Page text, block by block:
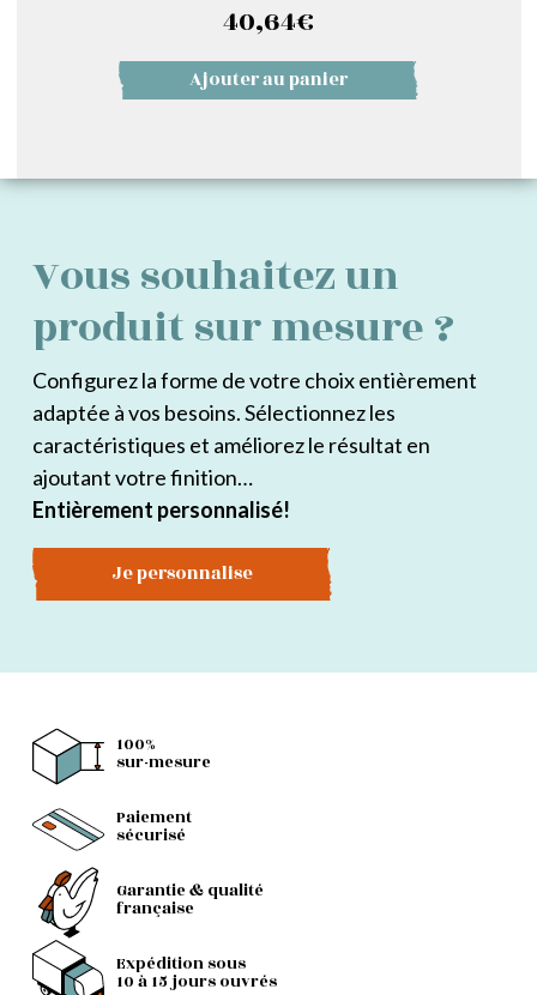
40,64€
Ajouter au panier
Vous souhaitez un
produit sur mesure ?
Configurez la forme de votre choix entièrement
adaptée à vos besoins. Sélectionnez les
caractéristiques et améliorez le résultat en
ajoutant votre finition…
Entièrement personnalisé!
Je personnalise
100%
sur-mesure
Paiement
sécurisé
Garantie & qualité
française
Expédition sous
10 à 15 jours ouvrés